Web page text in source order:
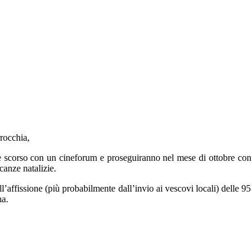
con un cineforum e proseguiranno nel mese di ottobre
natalizie.
(più probabilmente dall’invio ai vescovi locali) delle